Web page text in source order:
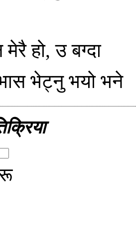
मेरै हो, उ बग्दा
भेट्नु भयो भने